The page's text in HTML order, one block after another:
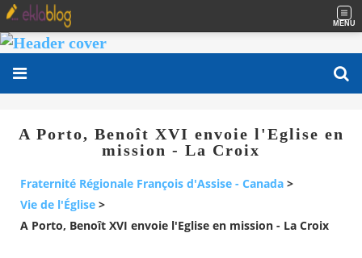
MENU
A Porto, Benoît XVI envoie l'Eglise en
mission - La Croix
Fraternité Régionale François d'Assise - Canada >
Vie de l'Église >
A Porto, Benoît XVI envoie l'Eglise en mission - La Croix